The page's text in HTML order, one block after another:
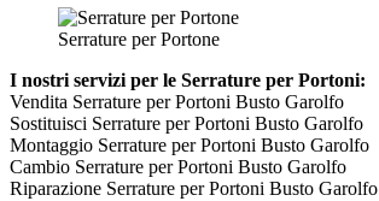
Serrature per Portone
I nostri servizi per le Serrature per Portoni:
Vendita Serrature per Portoni Busto Garolfo
Sostituisci Serrature per Portoni Busto Garolfo
Montaggio Serrature per Portoni Busto Garolfo
Cambio Serrature per Portoni Busto Garolfo
Riparazione Serrature per Portoni Busto Garolfo